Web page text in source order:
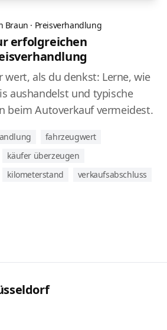
Braun · Preisverhandlung
erfolgreichen
wert, als du denkst: Lerne, wie
aushandelst und typische
beim Autoverkauf vermeidest.
fahrzeugwert
käufer überzeugen
kilometerstand
verkaufsabschluss